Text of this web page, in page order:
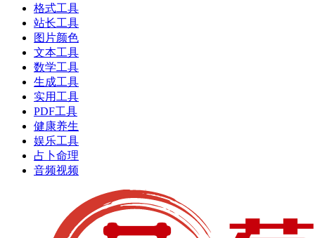
格式工具
站长工具
图片颜色
文本工具
数学工具
生成工具
实用工具
PDF工具
健康养生
娱乐工具
占卜命理
音频视频